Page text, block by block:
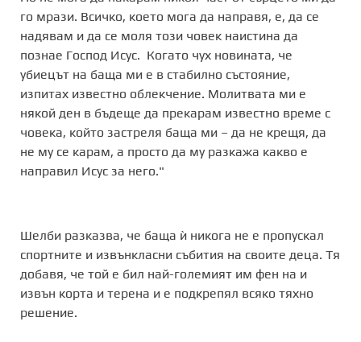
го мрази. Всичко, което мога да направя, е, да се
надявам и да се моля този човек наистина да
познае Господ Исус. Когато чух новината, че
убиецът на баща ми е в стабилно състояние,
изпитах известно облекчение. Молитвата ми е
някой ден в бъдеще да прекарам известно време с
човека, който застреля баща ми – да не крещя, да
не му се карам, а просто да му разкажа какво е
направил Исус за него."
Шелби разказва, че баща ѝ никога не е пропускал
спортните и извънкласни събития на своите деца. Тя
добавя, че той е бил най-големият им фен на и
извън корта и терена и е подкрепял всяко тяхно
решение.